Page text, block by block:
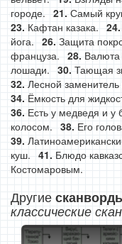
городе.
Самый
Кафтан казака.
йога.
Защита
француза.
лошади.
Тающая
Лесной заменитель
Ёмкость для
Есть у медведя и у
колосом.
Его
куш.
Блюдо
Костомаровым.
Другие
классические